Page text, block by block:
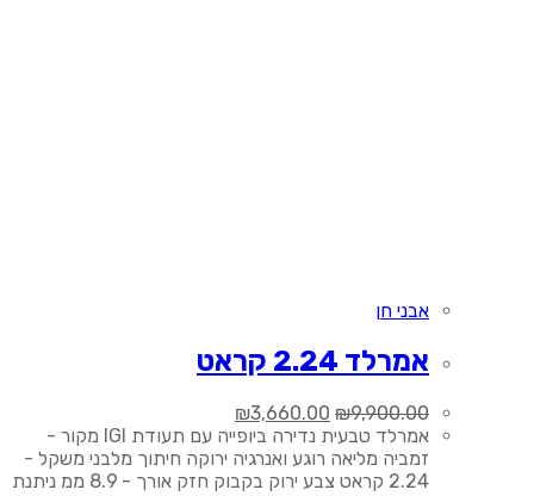
אבני חן
אמרלד 2.24 קראט
₪9,900.00
המחיר
המקורי
היה:
₪9,900.00.
₪3,660.00
הנוכחי
הוא:
₪3,660.00.
אמרלד טבעית נדירה ביופייה עם תעודת IGI מקור -
זמביה מליאה רוגע ואנרגיה ירוקה חיתוך מלבני משקל -
2.24 קראט צבע ירוק בקבוק חזק אורך - 8.9 ממ ניתנת